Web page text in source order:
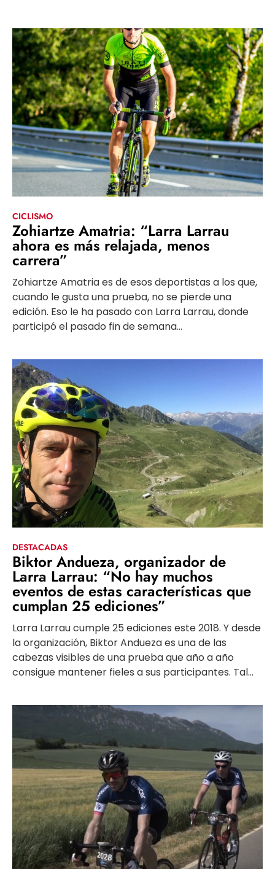
CICLISMO
Zohiartze Amatria: “Larra Larrau
ahora es más relajada, menos
carrera”
Zohiartze Amatria es de esos deportistas a los que,
cuando le gusta una prueba, no se pierde una
edición. Eso le ha pasado con Larra Larrau, donde
participó el pasado fin de semana...
DESTACADAS
Biktor Andueza, organizador de
Larra Larrau: “No hay muchos
eventos de estas características que
cumplan 25 ediciones”
Larra Larrau cumple 25 ediciones este 2018. Y desde
la organización, Biktor Andueza es una de las
cabezas visibles de una prueba que año a año
consigue mantener fieles a sus participantes. Tal...